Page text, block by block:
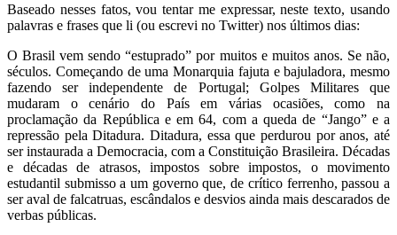
Baseado nesses fatos, vou tentar me expressar, neste texto, usando
palavras e frases que li (ou escrevi no Twitter) nos últimos dias:
O Brasil vem sendo “estuprado” por muitos e muitos anos. Se não,
séculos. Começando de uma Monarquia fajuta e bajuladora, mesmo
fazendo ser independente de Portugal; Golpes Militares que
mudaram o cenário do País em várias ocasiões, como na
proclamação da República e em 64, com a queda de “Jango” e a
repressão pela Ditadura. Ditadura, essa que perdurou por anos, até
ser instaurada a Democracia, com a Constituição Brasileira. Décadas
e décadas de atrasos, impostos sobre impostos, o movimento
estudantil submisso a um governo que, de crítico ferrenho, passou a
ser aval de falcatruas, escândalos e desvios ainda mais descarados de
verbas públicas.